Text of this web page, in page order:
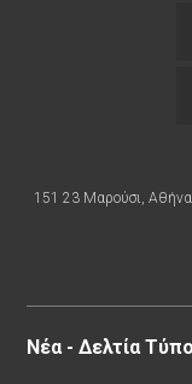
151 23 Μαρούσι,
Νέα - Δελτία